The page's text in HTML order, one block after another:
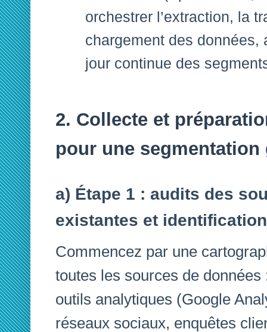
orchestrer l’extraction, la
chargement des données,
jour continue des
2. Collecte et
pour une segmentation
a) Étape 1 : audits des
existantes et
Commencez par une
toutes les sources de
outils analytiques (Google
réseaux sociaux, enquêtes